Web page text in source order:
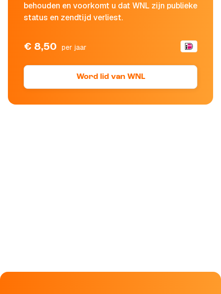
behouden en voorkomt u dat WNL zijn publieke
status en zendtijd verliest.
€ 8,50 per jaar
Word lid van WNL